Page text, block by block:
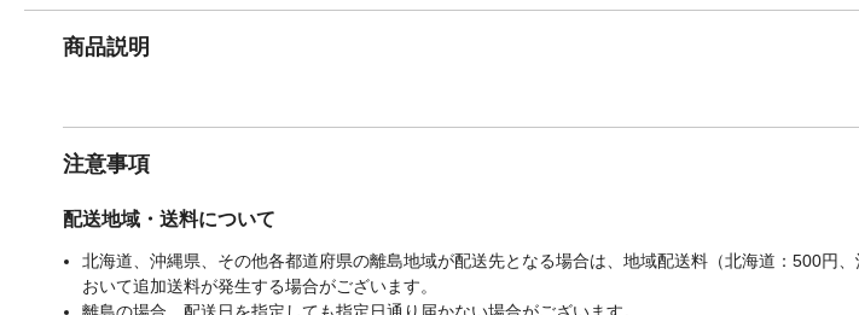
商品説明
注意事項
配送地域・送料について
北海道、沖縄県、その他各都道府県の離島地域が配送先となる場合は、地域配送料（北海道：500円
おいて追加送料が発生する場合がございます。